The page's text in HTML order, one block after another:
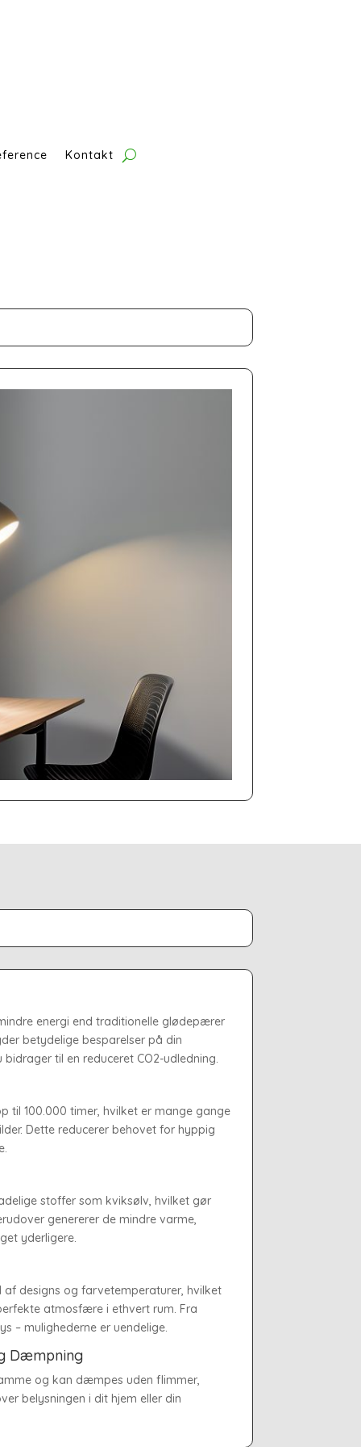
Kontakt
energi end traditionelle glødepærer
betydelige besparelser på din
til en reduceret CO2-udledning.
til 100.000 timer, hvilket er mange gange
Dette reducerer behovet for hyppig
stoffer som kviksølv, hvilket gør
genererer de mindre varme,
yderligere.
af designs og farvetemperaturer, hvilket
atmosfære i ethvert rum. Fra
– mulighederne er uendelige.
Dæmpning
og kan dæmpes uden flimmer,
belysningen i dit hjem eller din